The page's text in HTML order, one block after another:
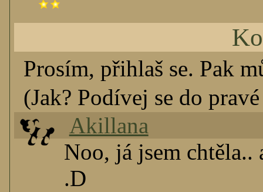
Prosím, přihlaš se. Pak
(Jak? Podívej se do
Akillana
Noo, já jsem chtěla..
.D